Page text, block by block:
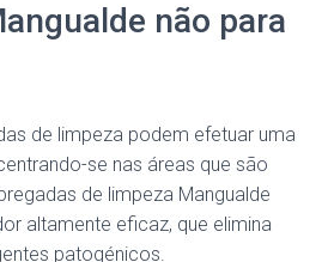
não para
de limpeza podem efetuar uma
se nas áreas que são
de limpeza Mangualde
altamente eficaz, que elimina
patogénicos.